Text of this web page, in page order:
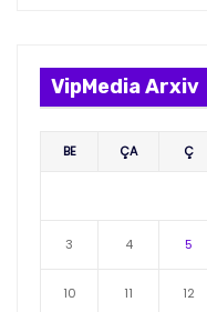
VipMedia Arxiv
BE ÇA Ç
3 4 5
10 11 12